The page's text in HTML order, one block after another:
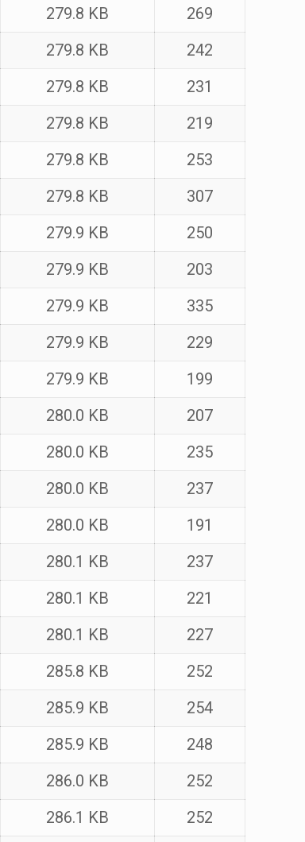
279.8 KB
269
279.8 KB
242
279.8 KB
231
279.8 KB
219
279.8 KB
253
279.8 KB
307
279.9 KB
250
279.9 KB
203
279.9 KB
335
279.9 KB
229
279.9 KB
199
280.0 KB
207
280.0 KB
235
280.0 KB
237
280.0 KB
191
280.1 KB
237
280.1 KB
221
280.1 KB
227
285.8 KB
252
285.9 KB
254
285.9 KB
248
286.0 KB
252
286.1 KB 252